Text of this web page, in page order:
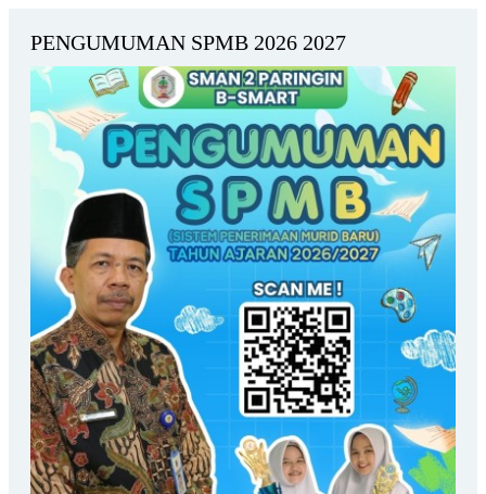
PENGUMUMAN SPMB 2026 2027